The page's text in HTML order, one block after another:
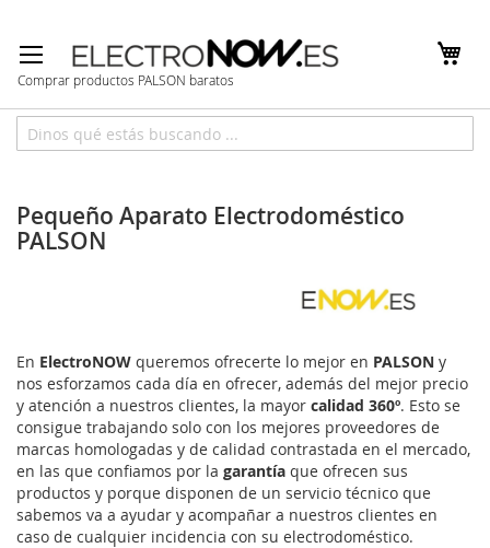
al
contenido
Comprar productos PALSON baratos
Inicio Marcas PALSON
Pequeño Aparato Electrodoméstico
PALSON
En ElectroNOW queremos ofrecerte lo mejor en PALSON y
nos esforzamos cada día en ofrecer, además del mejor precio
y atención a nuestros clientes, la mayor calidad 360º. Esto se
consigue trabajando solo con los mejores proveedores de
marcas homologadas y de calidad contrastada en el mercado,
en las que confiamos por la garantía que ofrecen sus
productos y porque disponen de un servicio técnico que
sabemos va a ayudar y acompañar a nuestros clientes en
caso de cualquier incidencia con su electrodoméstico.